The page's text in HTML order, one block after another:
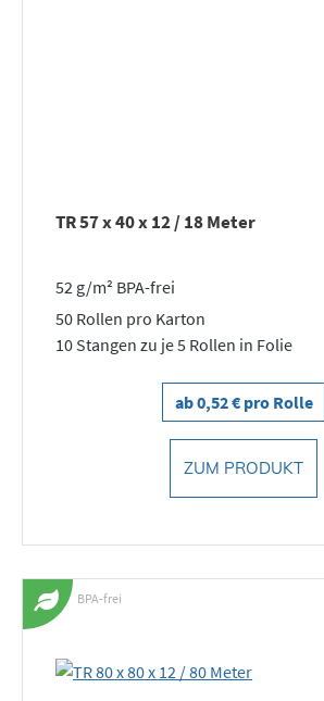
TR 57 x 40 x 12 / 18 Meter
52 g/m² BPA-frei
50 Rollen pro Karton
10 Stangen zu je 5 Rollen in Folie
ab 0,52 € pro Rolle
ZUM PRODUKT
BPA-frei